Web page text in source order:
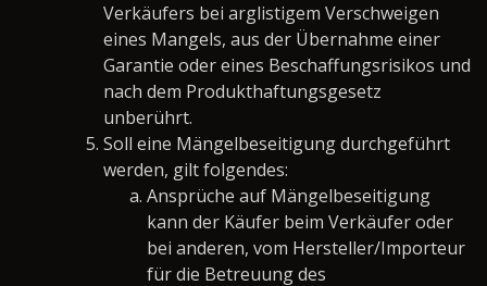
Verkäufers bei arglistigem Verschweigen
eines Mangels, aus der Übernahme einer
Garantie oder eines Beschaffungsrisikos und
nach dem Produkthaftungsgesetz
unberührt.
Soll eine Mängelbeseitigung durchgeführt
werden, gilt folgendes:
Ansprüche auf Mängelbeseitigung
kann der Käufer beim Verkäufer oder
bei anderen, vom Hersteller/Importeur
für die Betreuung des